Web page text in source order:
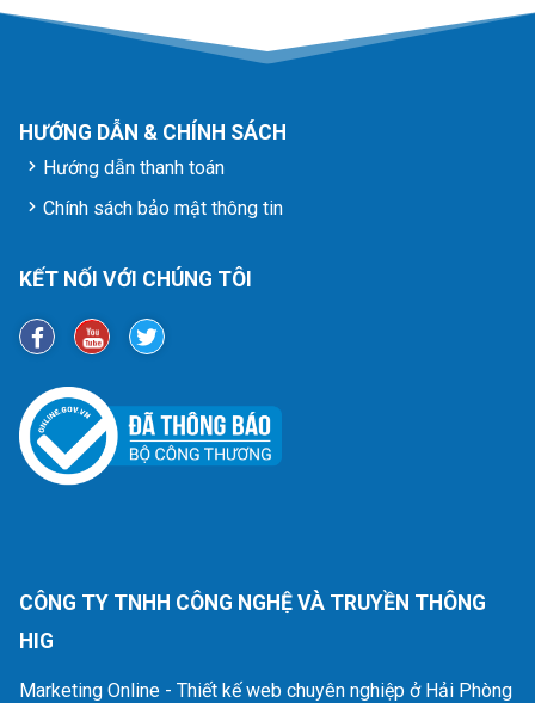
HƯỚNG DẪN & CHÍNH SÁCH
Hướng dẫn thanh toán
Chính sách bảo mật thông tin
KẾT NỐI VỚI CHÚNG TÔI
CÔNG TY TNHH CÔNG NGHỆ VÀ TRUYỀN THÔNG
HIG
Marketing Online - Thiết kế web chuyên nghiệp ở Hải Phòng